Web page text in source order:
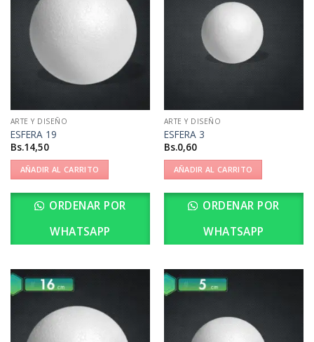
ARTE Y DISEÑO
ESFERA 19
Bs.14,50
AÑADIR AL CARRITO
ORDENAR POR
WHATSAPP
ARTE Y DISEÑO
ESFERA 3
Bs.0,60
AÑADIR AL CARRITO
ORDENAR POR
WHATSAPP